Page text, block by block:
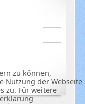
zu können,
Nutzung der Webseite
zu. Für weitere